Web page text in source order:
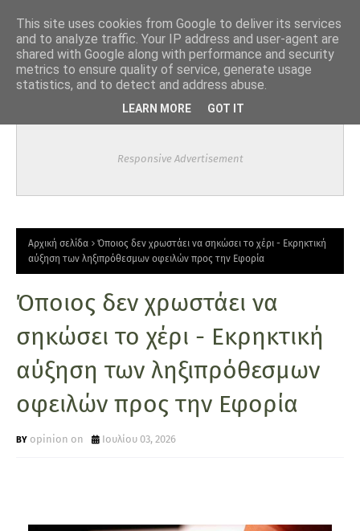
Responsive Advertisement
Αρχική σελίδα
Όποιος δεν χρωστάει να σηκώσει το χέρι - Εκρηκτική
αύξηση των ληξιπρόθεσμων οφειλών προς την Εφορία
Όποιος δεν χρωστάει να
σηκώσει το χέρι - Εκρηκτική
αύξηση των ληξιπρόθεσμων
οφειλών προς την Εφορία
opinion on Ιουλίου 03, 2026
This site uses cookies from Google to deliver its services
and to analyze traffic. Your IP address and user-agent are
shared with Google along with performance and security
metrics to ensure quality of service, generate usage
statistics, and to detect and address abuse.
LEARN MORE GOT IT